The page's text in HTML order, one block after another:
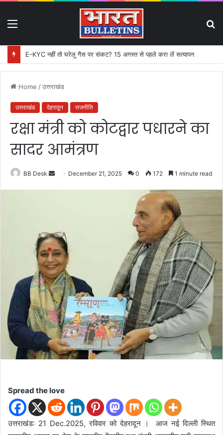
E-KYC नहीं तो घरेलू गैस पर संकट? 15 अगस्त से पहले करा लें सत्यापन
Home /उत्तराखंड
उत्तराखंड देहरादून राजनीति
रक्षा मंत्री को कोटद्वार पधारने का
सादर आमंत्रण
BB Desk
n
e
m
a
i
l
December 21, 2025 0 172 1 minute read
Spread the love
उत्तराखंड: 21 Dec.2025, रविवार को देहरादून । आज नई दिल्ली स्थित